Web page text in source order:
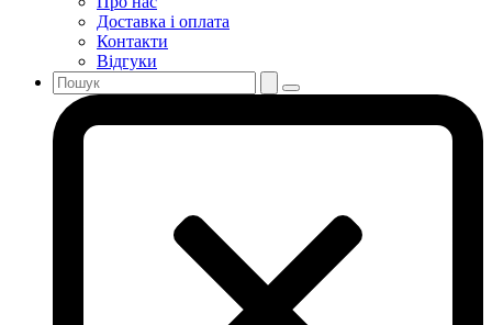
Доставка і оплата
Контакти
Відгуки